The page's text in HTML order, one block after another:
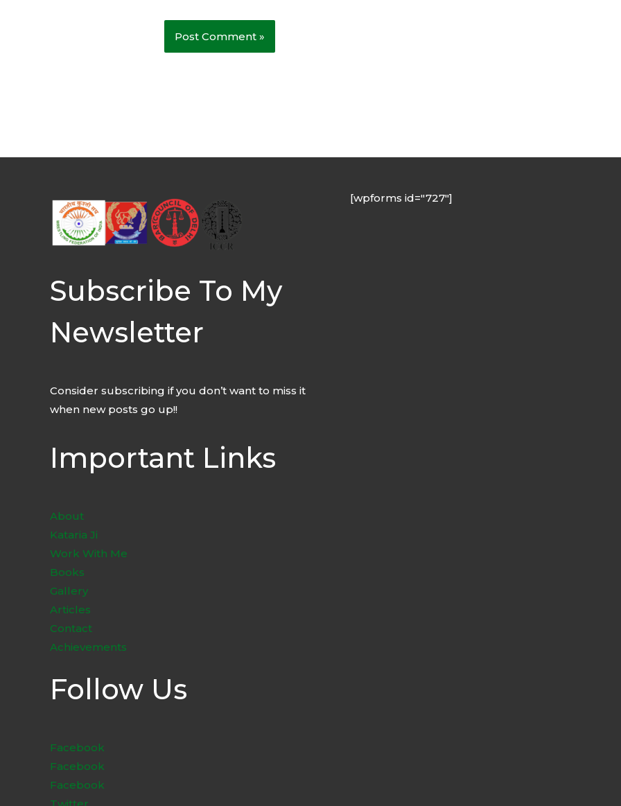
Subscribe To My
Newsletter
Consider subscribing if you don’t want to miss it
when new posts go up!!
Important Links
About
Kataria Ji
Work With Me
Books
Gallery
Articles
Contact
Achievements
Follow Us
Facebook
Facebook
Facebook
[wpforms id="727"]